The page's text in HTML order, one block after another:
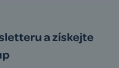
a získejte